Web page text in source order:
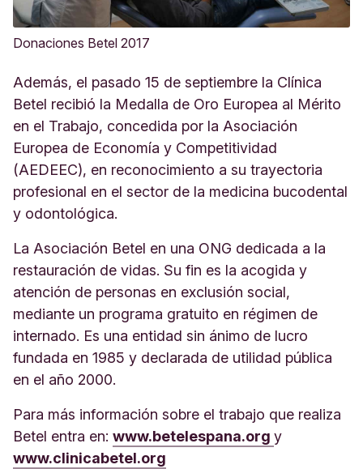
Donaciones Betel 2017
Además, el pasado 15 de septiembre la Clínica
Betel recibió la Medalla de Oro Europea al Mérito
en el Trabajo, concedida por la Asociación
Europea de Economía y Competitividad
(AEDEEC), en reconocimiento a su trayectoria
profesional en el sector de la medicina bucodental
y odontológica.
La Asociación Betel en una ONG dedicada a la
restauración de vidas. Su fin es la acogida y
atención de personas en exclusión social,
mediante un programa gratuito en régimen de
internado. Es una entidad sin ánimo de lucro
fundada en 1985 y declarada de utilidad pública
en el año 2000.
Para más información sobre el trabajo que realiza
Betel entra en: www.betelespana.org y
www.clinicabetel.org